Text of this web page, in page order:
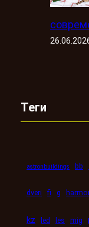
Теги
astronbuildings bb
dveri fi g
kz led les mig